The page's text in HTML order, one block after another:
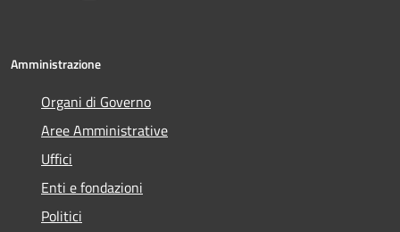
Amministrazione
Organi di Governo
Aree Amministrative
Uffici
Enti e fondazioni
Politici